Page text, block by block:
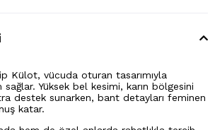
Külot, vücuda oturan tasarımıyla
Yüksek bel kesimi, karın bölgesini
destek sunarken, bant detayları feminen
katar.